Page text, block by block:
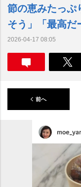
節の恵みたっぷ
そう」「最高だ
2026-04-17 08:05
前へ